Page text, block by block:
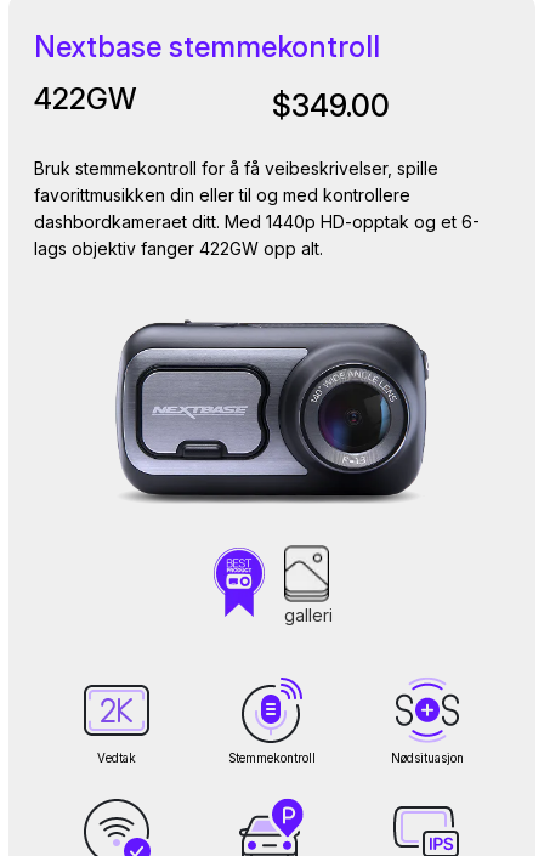
Nextbase stemmekontroll
422GW
$349.00
Bruk stemmekontroll for å få veibeskrivelser, spille
favorittmusikken din eller til og med kontrollere
dashbordkameraet ditt. Med 1440p HD-opptak og et 6-
lags objektiv fanger 422GW opp alt.
galleri
Vedtak Stemmekontroll Nødsituasjon